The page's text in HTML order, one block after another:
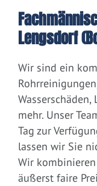
Lengsdorf
Wir sind ein
mehr. Unser
Tag zur
lassen wir Sie
Wir
äußerst faire